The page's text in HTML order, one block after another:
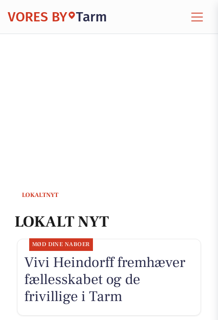
VORES BY Tarm
LOKALTNYT
LOKALT NYT
MØD DINE NABOER
Vivi Heindorff fremhæver
fællesskabet og de
frivillige i Tarm